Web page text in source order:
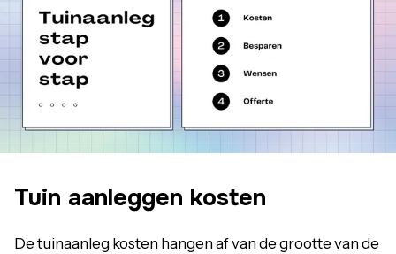
Tuin aanleggen kosten
De tuinaanleg kosten hangen af van de grootte van de